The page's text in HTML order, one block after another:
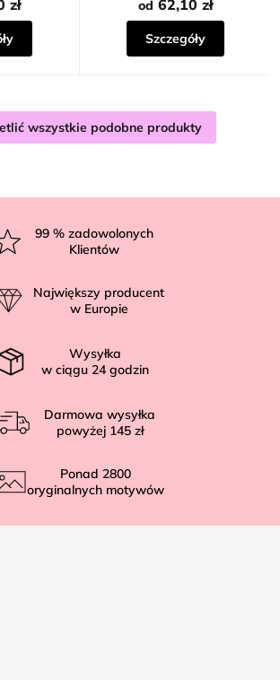
zł od 62,10 zł
Szczegóły
wszystkie podobne produkty
99 % zadowolonych
Klientów
Największy producent
w Europie
Wysyłka
w ciągu 24 godzin
Darmowa wysyłka
powyżej 145 zł
Ponad 2800
oryginalnych motywów